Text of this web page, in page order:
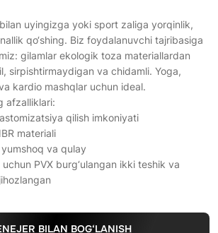
uyingizga yoki sport zaliga yorqinlik,
qo‘shing. Biz foydalanuvchi tajribasiga
gilamlar ekologik toza materiallardan
sirpishtirmaydigan va chidamli. Yoga,
kardio mashqlar uchun ideal.
afzalliklari:
qilish imkoniyati
materiali
va qulay
uchun PVX burg‘ulangan ikki teshik va
BILAN BOG‘LANISH